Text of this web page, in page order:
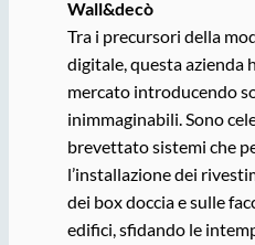
Wall&decò
Tra i precursori della
digitale, questa azienda
mercato introducendo
inimmaginabili. Sono
brevettato sistemi che
l’installazione dei
dei box doccia e sulle
edifici, sfidando le